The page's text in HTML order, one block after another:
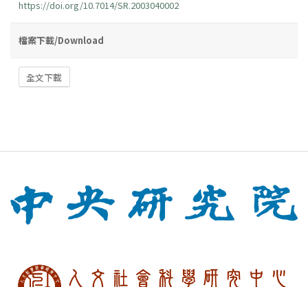
https://doi.org/10.7014/SR.2003040002
檔案下載/Download
全文下載